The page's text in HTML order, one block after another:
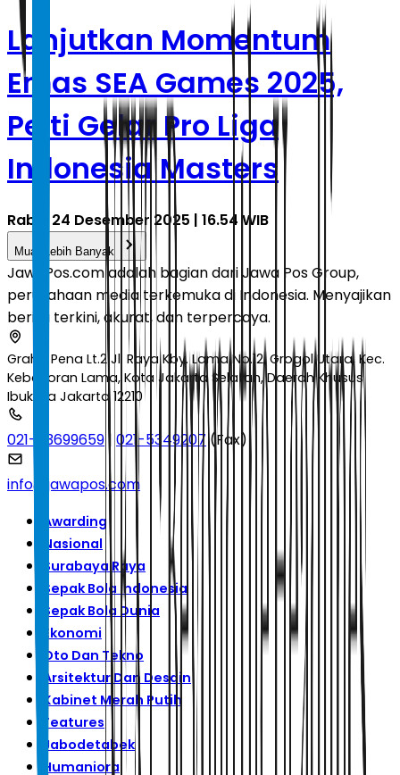
Lanjutkan Momentum
Emas SEA Games 2025,
Pelti Gelar Pro Liga
Indonesia Masters
Rabu, 24 Desember 2025 | 16.54 WIB
Muat Lebih Banyak
JawaPos.com adalah bagian dari Jawa Pos Group,
perusahaan media terkemuka di Indonesia. Menyajikan
berita terkini, akurat, dan terpercaya.
Graha Pena Lt.2 Jl. Raya Kby. Lama No.12, Grogol Utara, Kec.
Kebayoran Lama, Kota Jakarta Selatan, Daerah Khusus
Ibukota Jakarta 12210
021-53699659| 021-5349207(Fax)
info@jawapos.com
Awarding
Nasional
Surabaya Raya
Sepak Bola Indonesia
Sepak Bola Dunia
Ekonomi
Oto Dan Tekno
Arsitektur Dan Desain
Kabinet Merah Putih
Features
Jabodetabek
Humaniora